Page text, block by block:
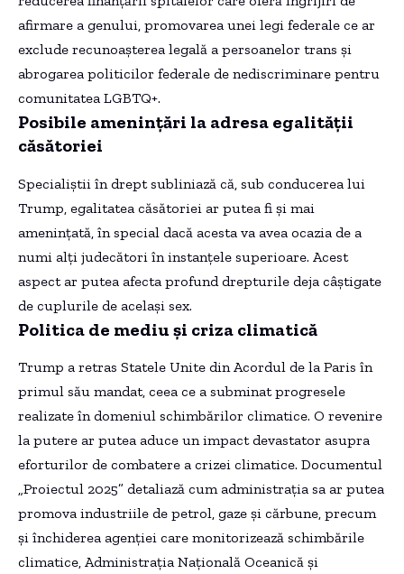
afirmare a genului, promovarea unei legi federale ce ar
exclude recunoașterea legală a persoanelor trans și
abrogarea politicilor federale de nediscriminare pentru
comunitatea LGBTQ+.
Posibile amenințări la adresa egalității
căsătoriei
Specialiștii în drept subliniază că, sub conducerea lui
Trump, egalitatea căsătoriei ar putea fi și mai
amenințată, în special dacă acesta va avea ocazia de a
numi alți judecători în instanțele superioare. Acest
aspect ar putea afecta profund drepturile deja câștigate
de cuplurile de același sex.
Politica de mediu și criza climatică
Trump a retras Statele Unite din Acordul de la Paris în
primul său mandat, ceea ce a subminat progresele
realizate în domeniul schimbărilor climatice. O revenire
la putere ar putea aduce un impact devastator asupra
eforturilor de combatere a crizei climatice. Documentul
„Proiectul 2025” detaliază cum administrația sa ar putea
promova industriile de petrol, gaze și cărbune, precum
și închiderea agenției care monitorizează schimbările
climatice, Administrația Națională Oceanică și